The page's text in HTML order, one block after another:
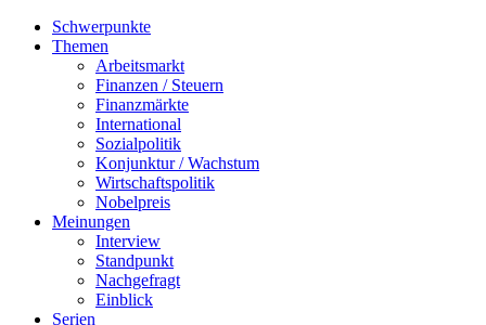
Schwerpunkte
Themen
Arbeitsmarkt
Finanzen / Steuern
Finanzmärkte
International
Sozialpolitik
Konjunktur / Wachstum
Wirtschaftspolitik
Nobelpreis
Meinungen
Interview
Standpunkt
Nachgefragt
Einblick
Serien